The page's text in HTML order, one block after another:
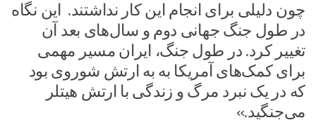
چون دلیلی برای انجام این کار نداشتند. این نگاه
در طول جنگ جهانی دوم و سال‌های بعد آن
تغییر کرد. در طول جنگ، ایران مسیر مهمی
برای کمک‌های آمریکا به به ارتش شوروی بود
که در یک نبرد مرگ و زندگی با ارتش هیتلر
می‌جنگید.»